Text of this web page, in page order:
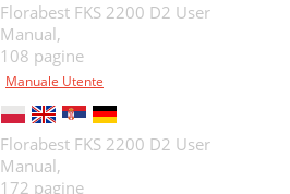
Florabest FKS 2200 D2 User
Manual,
108 pagine
Manuale Utente
Florabest FKS 2200 D2 User
Manual,
172 pagine